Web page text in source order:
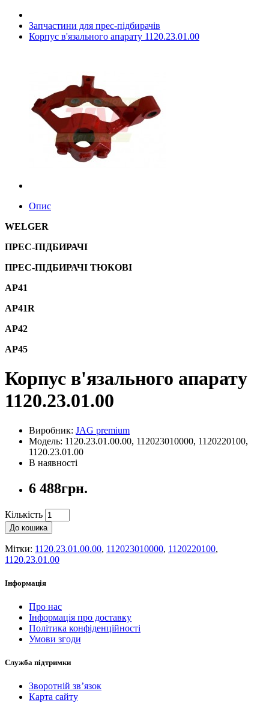
Запчастини для прес-підбирачів
Корпус в'язального апарату 1120.23.01.00
Опис
WELGER
ПРЕС-ПІДБИРАЧІ
ПРЕС-ПІДБИРАЧІ ТЮКОВІ
AP41
AP41R
AP42
AP45
Корпус в'язального апарату
1120.23.01.00
Виробник: JAG premium
Модель: 1120.23.01.00.00, 112023010000, 1120220100,
1120.23.01.00
В наявності
6 488грн.
Кількість
До кошика
Мітки: 1120.23.01.00.00, 112023010000, 1120220100,
1120.23.01.00
Інформація
Про нас
Інформація про доставку
Політика конфіденційності
Умови згоди
Служба підтримки
Зворотній зв’язок
Карта сайту